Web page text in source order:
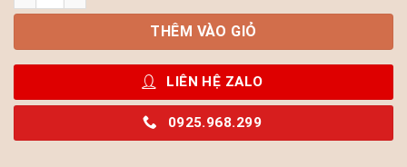
THÊM VÀO GIỎ
LIÊN HỆ ZALO
0925.968.299